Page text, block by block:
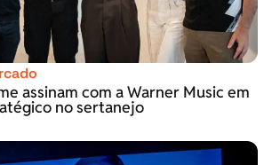
assinam com a Warner Music em
no sertanejo